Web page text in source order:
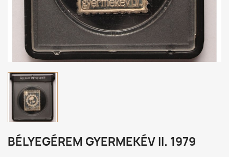
BÉLYEGÉREM GYERMEKÉV II. 1979